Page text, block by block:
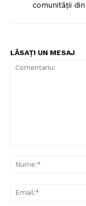
comunităţii
LĂSAȚI UN MESAJ